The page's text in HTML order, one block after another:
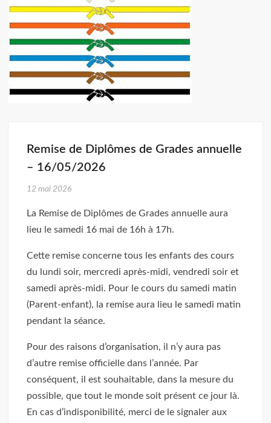
Remise de Diplômes de Grades annuelle
– 16/05/2026
12 mai 2026
La Remise de Diplômes de Grades annuelle aura
lieu le samedi 16 mai de 16h à 17h.
Cette remise concerne tous les enfants des cours
du lundi soir, mercredi après-midi, vendredi soir et
samedi après-midi. Pour le cours du samedi matin
(Parent-enfant), la remise aura lieu le samedi matin
pendant la séance.
Pour des raisons d’organisation, il n’y aura pas
d’autre remise officielle dans l’année. Par
conséquent, il est souhaitable, dans la mesure du
possible, que tout le monde soit présent ce jour là.
En cas d’indisponibilité, merci de le signaler aux